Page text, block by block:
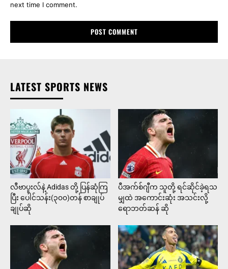
next time I comment.
LATEST SPORTS NEWS
လီဗာပူးလ်နဲ့ Adidas တို့ ပြန်ဆုံကြ
ပြီး ပေါင်သန်း(၃၀၀)တန် စာချုပ်
ချုပ်ဆို
ပီအက်စ်ဂျီက သူတို့ ရင်ဆိုင်ခဲ့ရသ
မျှထဲ အကောင်းဆုံး အသင်းလို့
ရောဘတ်ဆန် ဆို